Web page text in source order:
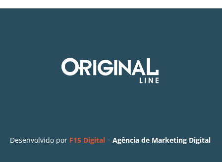
Desenvolvido por F15 Digital – Agência de Marketing Digital